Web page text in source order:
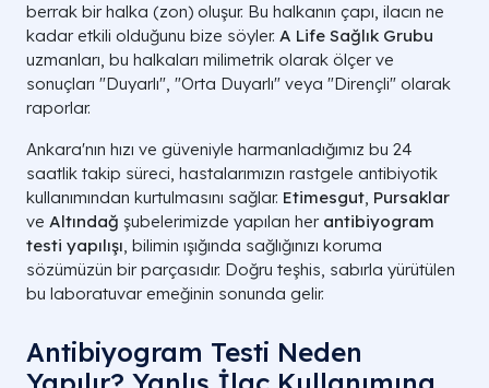
berrak bir halka (zon) oluşur. Bu halkanın çapı, ilacın ne
kadar etkili olduğunu bize söyler. A Life Sağlık Grubu
uzmanları, bu halkaları milimetrik olarak ölçer ve
sonuçları "Duyarlı", "Orta Duyarlı" veya "Dirençli" olarak
raporlar.
Ankara'nın hızı ve güveniyle harmanladığımız bu 24
saatlik takip süreci, hastalarımızın rastgele antibiyotik
kullanımından kurtulmasını sağlar. Etimesgut, Pursaklar
ve Altındağ şubelerimizde yapılan her antibiyogram
testi yapılışı, bilimin ışığında sağlığınızı koruma
sözümüzün bir parçasıdır. Doğru teşhis, sabırla yürütülen
bu laboratuvar emeğinin sonunda gelir.
Antibiyogram Testi Neden